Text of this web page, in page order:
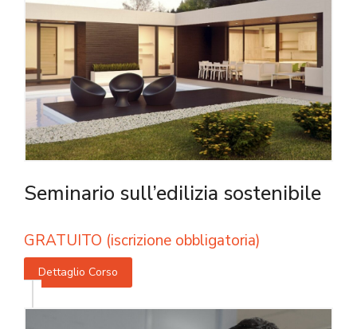
Seminario sull’edilizia sostenibile
GRATUITO (iscrizione obbligatoria)
Dettaglio Corso